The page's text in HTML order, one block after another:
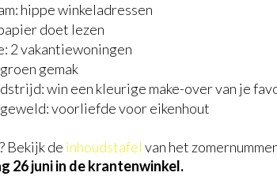
hippe winkeladressen
doet lezen
2 vakantiewoningen
gemak
win een kleurige make-over van je
voorliefde voor eikenhout
Bekijk de inhoudstafel van het
26 juni in de krantenwinkel.